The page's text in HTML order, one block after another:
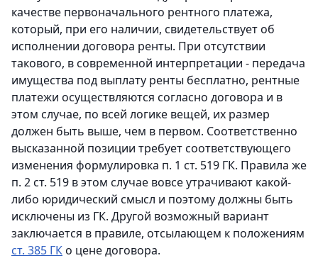
качестве первоначального рентного платежа,
который, при его наличии, свидетельствует об
исполнении договора ренты. При отсутствии
такового, в современной интерпретации - передача
имущества под выплату ренты бесплатно, рентные
платежи осуществляются согласно договора и в
этом случае, по всей логике вещей, их размер
должен быть выше, чем в первом. Соответственно
высказанной позиции требует соответствующего
изменения формулировка п. 1 ст. 519 ГК. Правила же
п. 2 ст. 519 в этом случае вовсе утрачивают какой-
либо юридический смысл и поэтому должны быть
исключены из ГК. Другой возможный вариант
заключается в правиле, отсылающем к положениям
ст. 385 ГКо цене договора.